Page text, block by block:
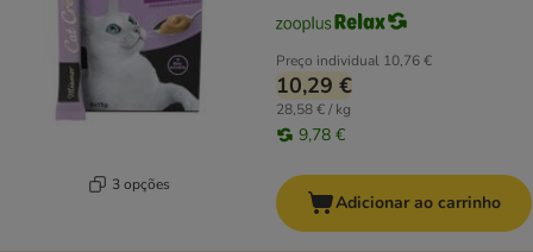
3 opções
Preço individual 10,76 €
10,29 €
28,58 € / kg
9,78 €
Adicionar ao carrinho